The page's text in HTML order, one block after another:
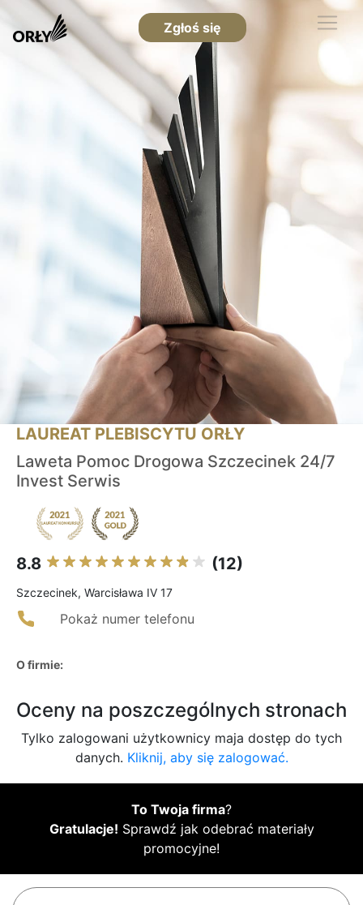
Zgłoś się
LAUREAT PLEBISCYTU ORŁY
Laweta Pomoc Drogowa Szczecinek 24/7
Invest Serwis
8.8 (12)
Szczecinek, Warcisława IV 17
Pokaż numer telefonu
O firmie:
Oceny na poszczególnych stronach
Tylko zalogowani użytkownicy maja dostęp do tych
danych. Kliknij, aby się zalogować.
To Twoja firma?
Gratulacje! Sprawdź jak odebrać materiały
promocyjne!